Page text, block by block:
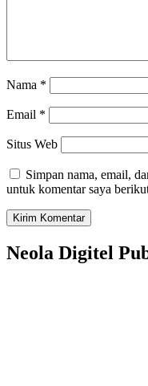
Nama *
Email *
Situs Web
Simpan nama, email,
untuk komentar saya
Neola Digitel